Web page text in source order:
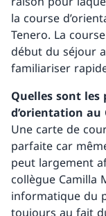
la course
Tenero. La
début du séjour
familiariser
Quelles sont les
d’orientation au
Une carte de
parfaite car
peut largement
collègue Camilla
informatique du
toujours au fait